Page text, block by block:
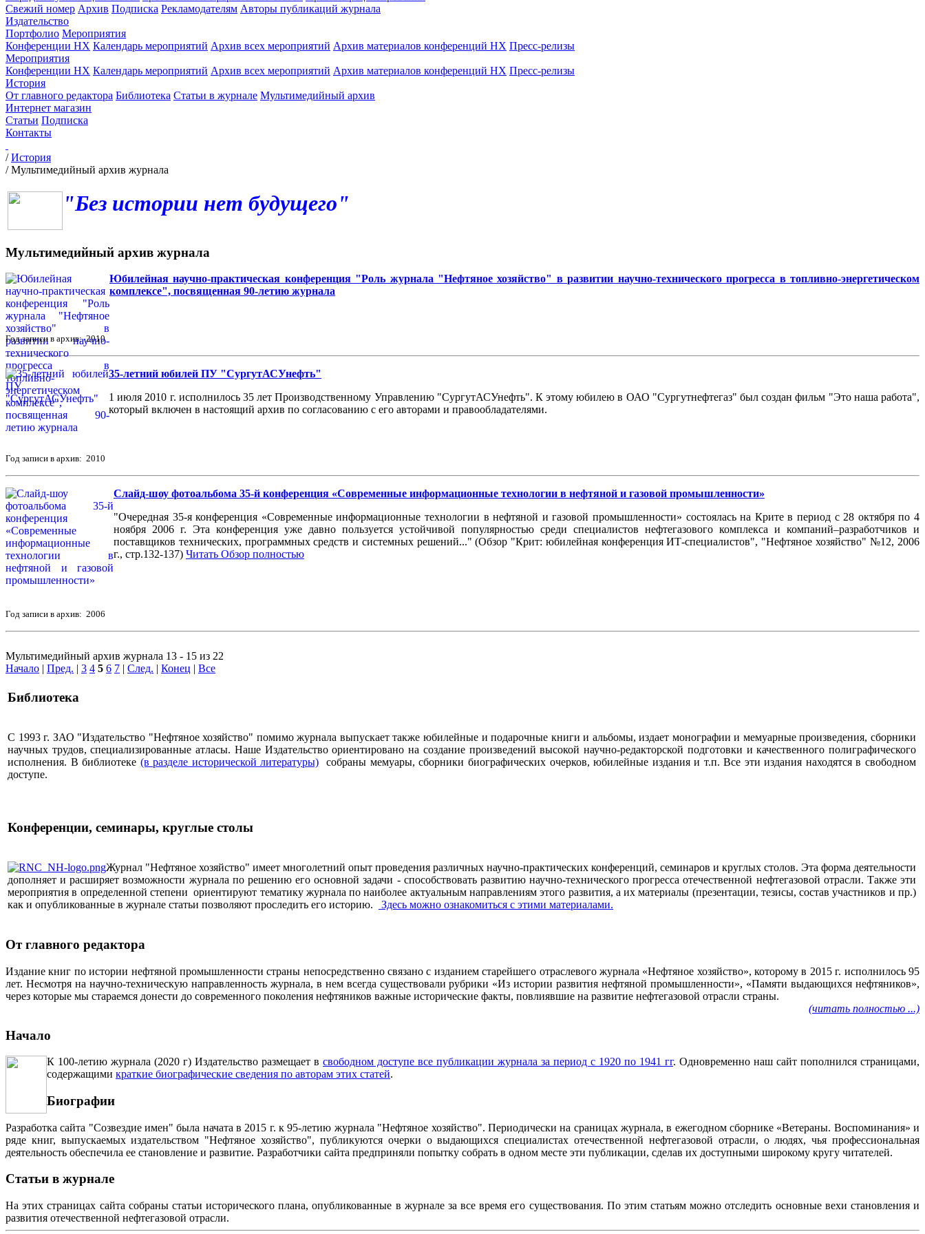
Свежий номер Архив Подписка Рекламодателям Авторы публикаций журнала
Издательство
Портфолио Мероприятия
Конференции НХ Календарь мероприятий Архив всех мероприятий Архив материалов конференций НХ Пресс-релизы
Мероприятия
Конференции НХ Календарь мероприятий Архив всех мероприятий Архив материалов конференций НХ Пресс-релизы
История
От главного редактора Библиотека Статьи в журнале Мультимедийный архив
Интернет магазин
Статьи Подписка
Контакты
/История
/Мультимедийный архив журнала
"Без истории нет будущего"
Мультимедийный архив журнала
Юбилейная научно-практическая конференция "Роль журнала "Нефтяное хозяйство" в развитии научно-технического прогресса в топливно-энергетическом
комплексе", посвященная 90-летию журнала
Год записи в архив: 2010
35-летний юбилей ПУ "СургутАСУнефть"
1 июля 2010 г. исполнилось 35 лет Производственному Управлению "СургутАСУнефть". К этому юбилею в ОАО "Сургутнефтегаз" был создан фильм "Это наша работа",
который включен в настоящий архив по согласованию с его авторами и правообладателями.
Год записи в архив: 2010
Слайд-шоу фотоальбома 35-й конференция «Современные информационные технологии в нефтяной и газовой промышленности»
"Очередная 35-я конференция «Современные информационные технологии в нефтяной и газовой промышленности» состоялась на Крите в период с 28 октября по 4
ноября 2006 г. Эта конференция уже давно пользуется устойчивой популярностью среди специалистов нефтегазового комплекса и компаний–разработчиков и
поставщиков технических, программных средств и системных решений..." (Обзор "Крит: юбилейная конференция ИТ-специалистов", "Нефтяное хозяйство" №12, 2006
г., стр.132-137) Читать Обзор полностью
Год записи в архив: 2006
Мультимедийный архив журнала 13 - 15 из 22
Начало | Пред. | 3 4 5 6 7 | След. | Конец | Все
Библиотека
С 1993 г. ЗАО "Издательство "Нефтяное хозяйство" помимо журнала выпускает также юбилейные и подарочные книги и альбомы, издает монографии и мемуарные произведения, сборники
научных трудов, специализированные атласы. Наше Издательство ориентировано на создание произведений высокой научно-редакторской подготовки и качественного полиграфического
исполнения. В библиотеке (в разделе исторической литературы) собраны мемуары, сборники биографических очерков, юбилейные издания и т.п. Все эти издания находятся в свободном
доступе.
Конференции, семинары, круглые столы
Журнал "Нефтяное хозяйство" имеет многолетний опыт проведения различных научно-практических конференций, семинаров и круглых столов. Эта форма деятельности
дополняет и расширяет возможности журнала по решению его основной задачи - способствовать развитию научно-технического прогресса отечественной нефтегазовой отрасли. Также эти
мероприятия в определенной степени ориентируют тематику журнала по наиболее актуальным направлениям этого развития, а их материалы (презентации, тезисы, состав участников и пр.)
как и опубликованные в журнале статьи позволяют проследить его историю.
Здесь можно ознакомиться с этими материалами.
От главного редактора
Издание книг по истории нефтяной промышленности страны непосредственно связано с изданием старейшего отраслевого журнала «Нефтяное хозяйство», которому в 2015 г. исполнилось 95
лет. Несмотря на научно-техническую направленность журнала, в нем всегда существовали рубрики «Из истории развития нефтяной промышленности», «Памяти выдающихся нефтяников»,
через которые мы стараемся донести до современного поколения нефтяников важные исторические факты, повлиявшие на развитие нефтегазовой отрасли страны.
(читать полностью ...)
Начало
К 100-летию журнала (2020 г) Издательство размещает в свободном доступе все публикации журнала за период с 1920 по 1941 гг. Одновременно наш сайт пополнился страницами,
содержащими краткие биографические сведения по авторам этих статей.
Биографии
Разработка сайта "Созвездие имен" была начата в 2015 г. к 95-летию журнала "Нефтяное хозяйство". Периодически на сраницах журнала, в ежегодном сборнике «Ветераны. Воспоминания» и
ряде книг, выпускаемых издательством "Нефтяное хозяйство", публикуются очерки о выдающихся специалистах отечественной нефтегазовой отрасли, о людях, чья профессиональная
деятельность обеспечила ее становление и развитие. Разработчики сайта предприняли попытку собрать в одном месте эти публикации, сделав их доступными широкому кругу читателей.
Статьи в журнале
На этих страницах сайта собраны статьи исторического плана, опубликованные в журнале за все время его существования. По этим статьям можно отследить основные вехи становления и
развития отечественной нефтегазовой отрасли.